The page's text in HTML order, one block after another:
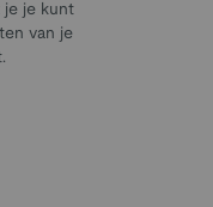
je je kunt
van je